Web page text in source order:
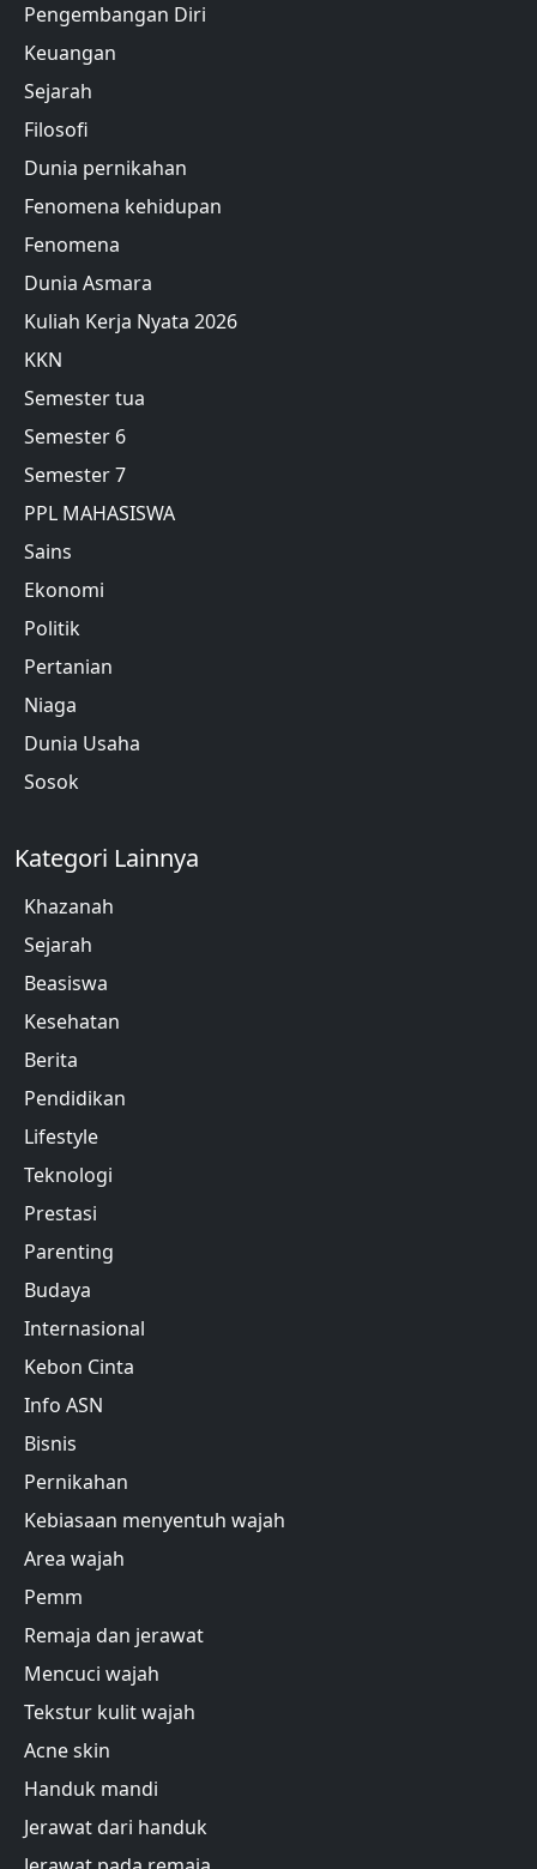
Pengembangan Diri
Keuangan
Sejarah
Filosofi
Dunia pernikahan
Fenomena kehidupan
Fenomena
Dunia Asmara
Kuliah Kerja Nyata 2026
KKN
Semester tua
Semester 6
Semester 7
PPL MAHASISWA
Sains
Ekonomi
Politik
Pertanian
Niaga
Dunia Usaha
Sosok
Kategori Lainnya
Khazanah
Sejarah
Beasiswa
Kesehatan
Berita
Pendidikan
Lifestyle
Teknologi
Prestasi
Parenting
Budaya
Internasional
Kebon Cinta
Info ASN
Bisnis
Pernikahan
Kebiasaan menyentuh wajah
Area wajah
Pemm
Remaja dan jerawat
Mencuci wajah
Tekstur kulit wajah
Acne skin
Handuk mandi
Jerawat dari handuk